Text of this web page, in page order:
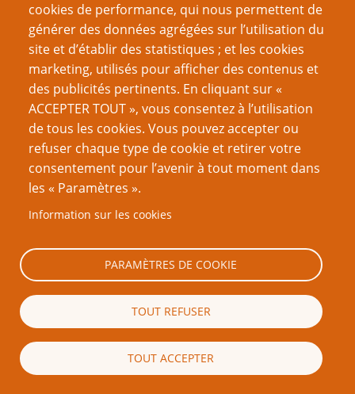
Saisir les caractères affichés dans l'image.
Cette question nous permet de vérifier que vous n'êtes
pas une robot.
cookies de performance, qui nous permettent de
générer des données agrégées sur l’utilisation du
site et d’établir des statistiques ; et les cookies
marketing, utilisés pour afficher des contenus et
des publicités pertinents. En cliquant sur «
ACCEPTER TOUT », vous consentez à l’utilisation
de tous les cookies. Vous pouvez accepter ou
refuser chaque type de cookie et retirer votre
consentement pour l’avenir à tout moment dans
les « Paramètres ».
Information sur les cookies
PARAMÈTRES DE COOKIE
TOUT REFUSER
TOUT ACCEPTER
Mention légale importante
de la copier ailleurs, car toute reproduction de texte qui dépasse la
longueur raisonnable d’une citation (c’est-à-dire, en règle générale,
reproduisez une grande partie ou la totalité du texte de cette page
sans l’autorisation écrite de PTGPTB.fr, et que vous diffusez ladite
vous reconnaissez que vous commettez délibérément une
violation des lois sur le droit d’auteur, c’est-à-dire un acte illégal